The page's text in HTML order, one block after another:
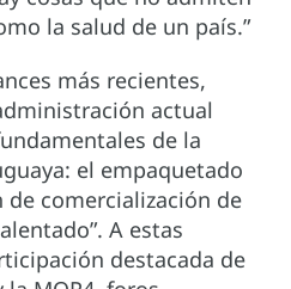
la salud de un país.”
más recientes,
actual
de la
el empaquetado
comercialización de
A estas
destacada de